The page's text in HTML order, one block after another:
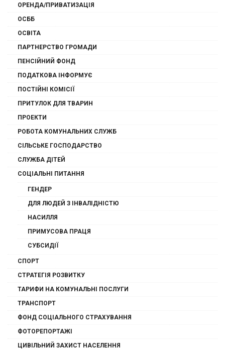
ОРЕНДА/ПРИВАТИЗАЦІЯ
ОСББ
ОСВІТА
ПАРТНЕРСТВО ГРОМАДИ
ПЕНСІЙНИЙ ФОНД
ПОДАТКОВА ІНФОРМУЄ
ПОСТІЙНІ КОМІСІЇ
ПРИТУЛОК ДЛЯ ТВАРИН
ПРОЕКТИ
РОБОТА КОМУНАЛЬНИХ СЛУЖБ
СІЛЬСЬКЕ ГОСПОДАРСТВО
СЛУЖБА ДІТЕЙ
СОЦІАЛЬНІ ПИТАННЯ
ГЕНДЕР
ДЛЯ ЛЮДЕЙ З ІНВАЛІДНІСТЮ
НАСИЛЛЯ
ПРИМУСОВА ПРАЦЯ
СУБСИДІЇ
СПОРТ
СТРАТЕГІЯ РОЗВИТКУ
ТАРИФИ НА КОМУНАЛЬНІ ПОСЛУГИ
ТРАНСПОРТ
ФОНД СОЦІАЛЬНОГО СТРАХУВАННЯ
ФОТОРЕПОРТАЖІ
ЦИВІЛЬНИЙ ЗАХИСТ НАСЕЛЕННЯ